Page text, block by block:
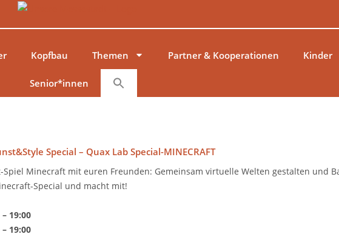
Kopfbau Themen Partner & Kooperationen Kinder
Senior*innen
Special – Quax Lab Special-MINECRAFT
Spiel Minecraft mit euren Freunden: Gemeinsam virtuelle Welten gestalten und
Special und macht mit!
19:00
19:00